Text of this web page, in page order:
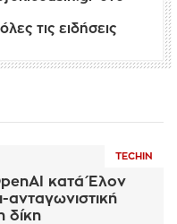
τις ειδήσεις
TECHIN
κατά Έλον
ανταγωνιστική
δίκη